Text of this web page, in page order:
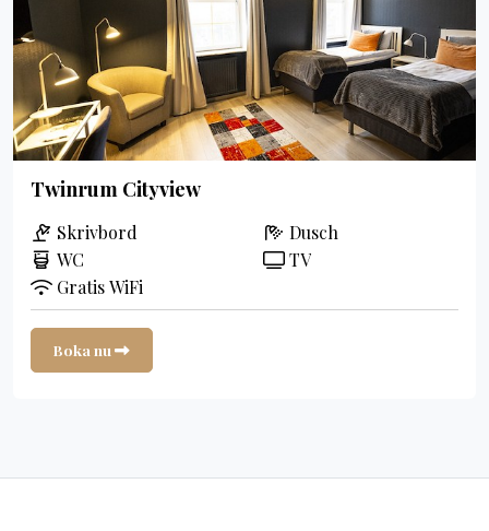
Twinrum Cityview
Skrivbord
Dusch
WC
TV
Gratis WiFi
Boka nu